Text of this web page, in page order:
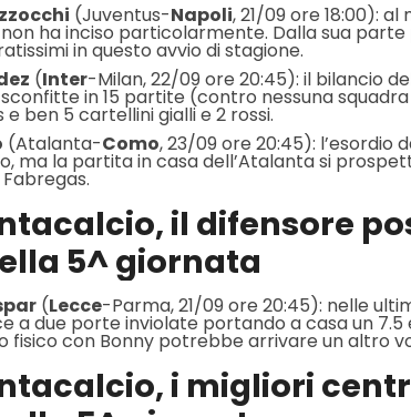
(Juventus-Napoli, 21/09 ore 18:00):
ha inciso particolarmente. Dalla sua parte
in questo avvio di stagione.
(Inter-Milan, 22/09 ore 20:45): il bilancio
sconfitte in 15 partite (contro nessuna
ben 5 cartellini gialli e 2 rossi.
(Atalanta-Como, 23/09 ore 20:45): l’esordio
ma la partita in casa dell’Atalanta si
il difensore
5^ giornata
(Lecce-Parma, 21/09 ore 20:45): nelle
a due porte inviolate portando a casa un 7.5
fisico con Bonny potrebbe arrivare un altro
i migliori